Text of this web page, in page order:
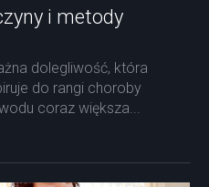
i metody
dolegliwość, która
do rangi choroby
coraz większa...